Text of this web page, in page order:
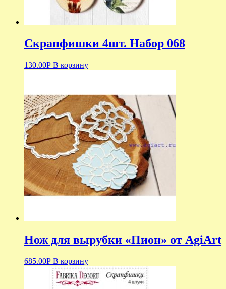
Скрапфишки 4шт. Набор 068
130.00Р В корзину
Нож для вырубки «Пион» от AgiArt
685.00Р В корзину